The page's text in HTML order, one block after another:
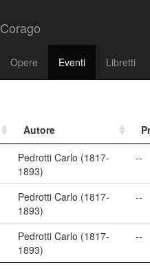
Corago
Opere Eventi Libretti
Autore
Pedrotti Carlo (1817-
1893)
--
Pedrotti Carlo (1817-
1893)
--
Pedrotti Carlo (1817-
1893)
--